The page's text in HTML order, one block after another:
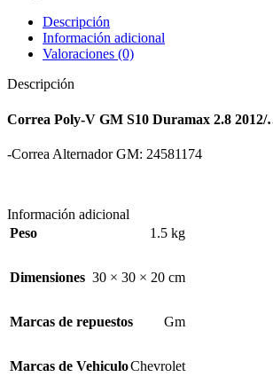
Descripción
Información adicional
Valoraciones (0)
Descripción
Correa Poly-V GM S10 Duramax 2.8
-Correa Alternador GM: 24581174
Información adicional
Peso
1.5 kg
Dimensiones 30 × 30 × 20 cm
Marcas de repuestos Gm
Marcas de VehiculoChevrolet